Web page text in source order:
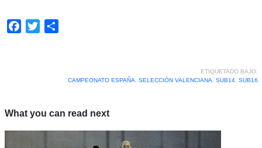
Facebook
Twitter
ETIQUETADO BAJO:
CAMPEONATO ESPAÑA
SELECCIÓN VALENCIANA SUB14, SUB16
What you can read next